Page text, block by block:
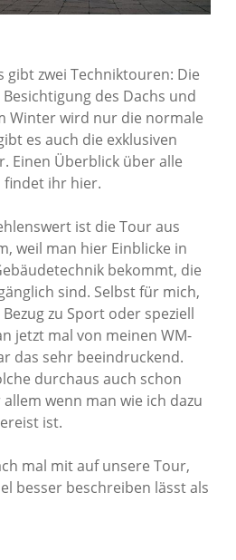
gibt zwei Techniktouren: Die
des Dachs und
Winter wird nur die normale
es auch die exklusiven
Einen Überblick über alle
findet ihr hier.
ist die Tour aus
weil man hier Einblicke in
bekommt, die
sind. Selbst für mich,
zu Sport oder speziell
jetzt mal von meinen WM-
das sehr beeindruckend.
durchaus auch schon
wenn man wie ich dazu
ist.
mal mit auf unsere Tour,
besser beschreiben lässt als